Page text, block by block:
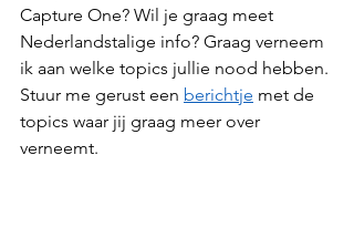
Capture One? Wil je graag meet
Nederlandstalige info? Graag verneem
ik aan welke topics jullie nood hebben.
Stuur me gerust een berichtje met de
topics waar jij graag meer over
verneemt.